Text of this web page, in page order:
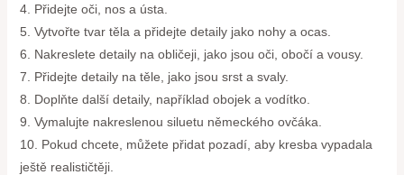
4. Přidejte oči, nos a ústa.
5. Vytvořte tvar těla a přidejte detaily jako nohy a ocas.
6. Nakreslete detaily na obličeji, jako jsou oči, obočí a vousy.
7. Přidejte detaily na těle, jako jsou srst a svaly.
8. Doplňte další detaily, například obojek a vodítko.
9. Vymalujte nakreslenou siluetu německého ovčáka.
10. Pokud chcete, můžete přidat pozadí, aby kresba vypadala
ještě realističtěji.